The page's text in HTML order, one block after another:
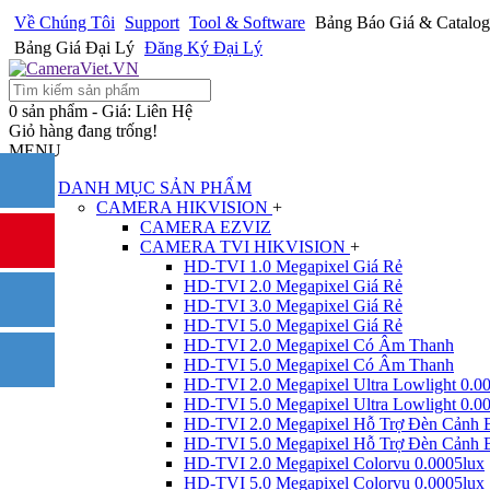
Về Chúng Tôi Support Tool & Software Bảng Báo Giá & Catalog
Bảng Giá Đại Lý Đăng Ký Đại Lý
0 sản phẩm - Giá: Liên Hệ
Giỏ hàng đang trống!
MENU
DANH MỤC SẢN PHẨM
CAMERA HIKVISION +
CAMERA EZVIZ
CAMERA TVI HIKVISION +
HD-TVI 1.0 Megapixel Giá Rẻ
HD-TVI 2.0 Megapixel Giá Rẻ
HD-TVI 3.0 Megapixel Giá Rẻ
HD-TVI 5.0 Megapixel Giá Rẻ
HD-TVI 2.0 Megapixel Có Âm Thanh
HD-TVI 5.0 Megapixel Có Âm Thanh
HD-TVI 2.0 Megapixel Ultra Lowlight
HD-TVI 5.0 Megapixel Ultra Lowlight
HD-TVI 2.0 Megapixel Hỗ Trợ Đèn Cảnh
HD-TVI 5.0 Megapixel Hỗ Trợ Đèn Cảnh
HD-TVI 2.0 Megapixel Colorvu 0.0005lux
HD-TVI 5.0 Megapixel Colorvu 0.0005lux